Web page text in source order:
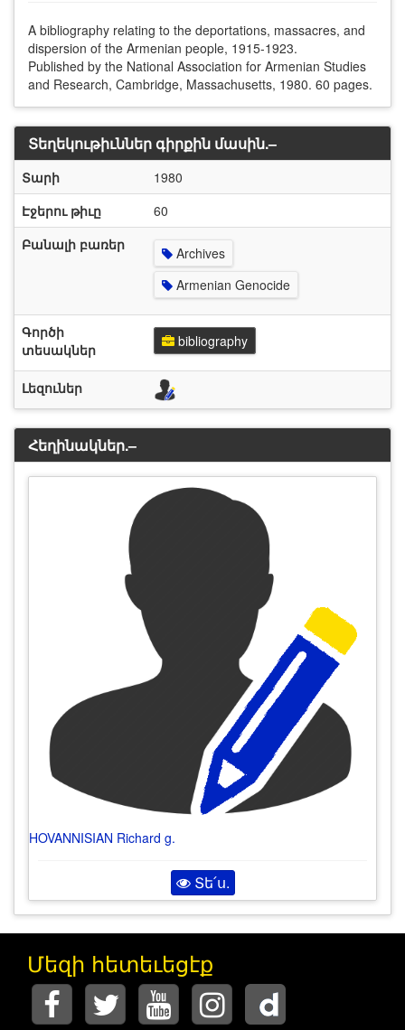
A bibliography relating to the deportations, massacres, and
dispersion of the Armenian people, 1915-1923.
Published by the National Association for Armenian Studies
and Research, Cambridge, Massachusetts, 1980. 60 pages.
Տեղեկութիւններ գիրքին մասին.–
Տարի
1980
Էջերու թիւը
60
Բանալի բառեր
Archives
Armenian Genocide
Գործի
տեսակներ
bibliography
Լեզուներ
Հեղինակներ.–
HOVANNISIAN Richard g.
Տե՛ս.
Մեզի հետեւեցէք